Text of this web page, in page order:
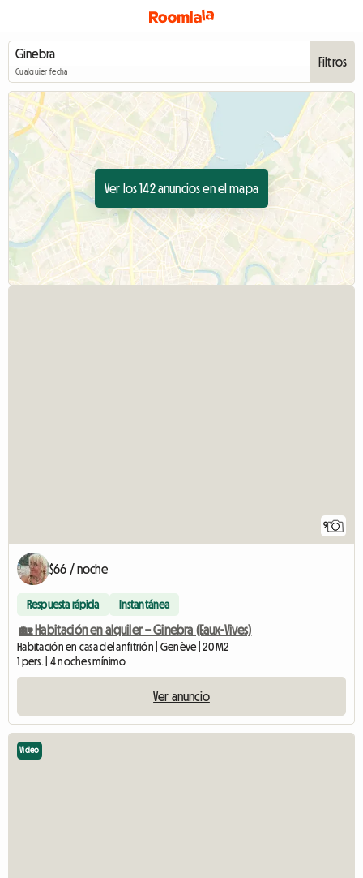
Cualquier fecha
Filtros
Ver los 142 anuncios en el mapa
9
$66 / noche
Respuesta rápida Instantánea
🏡 Habitación en alquiler – Ginebra (Eaux-Vives)
Habitación en casa del anfitrión | Genève | 20 M2
1 pers. | 4 noches mínimo
Ver anuncio
Video